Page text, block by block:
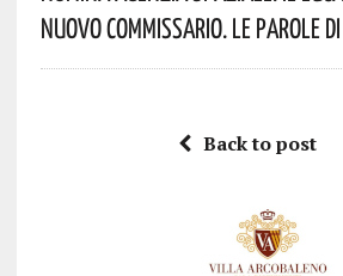
Nuovo Commissario. Le Parole
Back to post